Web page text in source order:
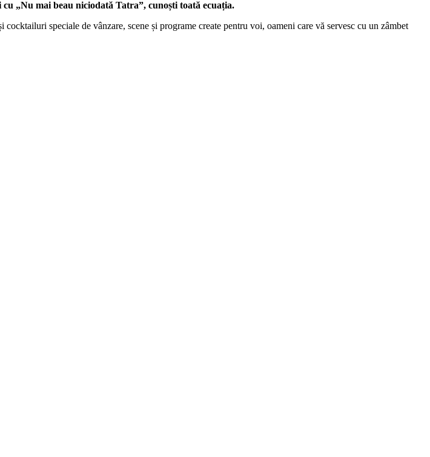
„Nu mai beau niciodată Tatra”, cunoști toată ecuația.
speciale de vânzare, scene și programe create pentru voi, oameni care vă servesc cu un zâmbet